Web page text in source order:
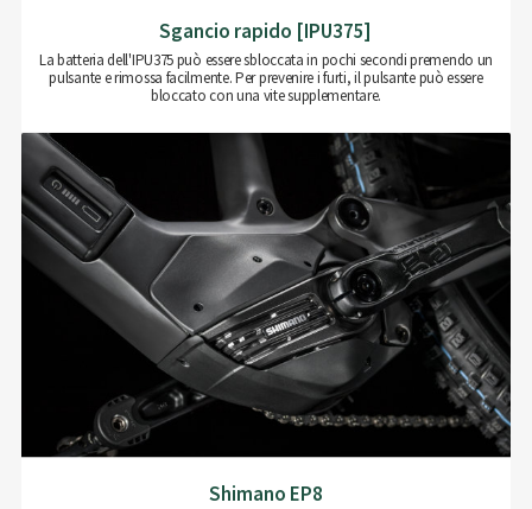
Sgancio rapido [IPU375]
La batteria dell'IPU375 può essere sbloccata in pochi secondi premendo un
pulsante e rimossa facilmente. Per prevenire i furti, il pulsante può essere
bloccato con una vite supplementare.
Shimano EP8